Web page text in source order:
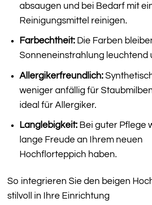
absaugen und bei Bedarf mit
Reinigungsmittel reinigen.
Farbechtheit:Die Farben
Sonneneinstrahlung leuchtend
Allergikerfreundlich:
weniger anfällig für
ideal für Allergiker.
Langlebigkeit:Bei guter Pflege
lange Freude an Ihrem neuen
Hochflorteppich haben.
So integrieren Sie den beigen
stilvoll in Ihre Einrichtung